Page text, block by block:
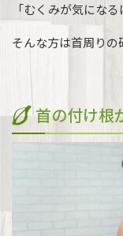
「むくみが気にな
そんな方は首周りの
首の付け根